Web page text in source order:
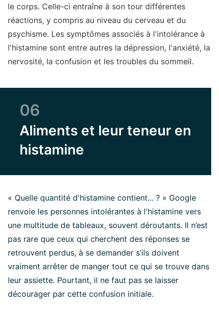
le corps. Celle-ci entraîne à son tour différentes
réactions, y compris au niveau du cerveau et du
psychisme. Les symptômes associés à l'intolérance à
l'histamine sont entre autres la dépression, l'anxiété, la
nervosité, la confusion et les troubles du sommeil.
06
Aliments et leur teneur en
histamine
« Quelle quantité d'histamine contient... ? » Google
renvoie les personnes intolérantes à l'histamine vers
une multitude de tableaux, souvent déroutants. Il n’est
pas rare que ceux qui cherchent des réponses se
retrouvent perdus, à se demander s’ils doivent
vraiment arrêter de manger tout ce qui se trouve dans
leur assiette. Pourtant, il ne faut pas se laisser
décourager par cette confusion initiale.